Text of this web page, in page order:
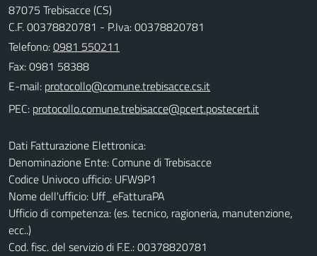
87075 Trebisacce (CS)
C.F. 00378820781 - P.Iva: 00378820781
Telefono:0981 550211
Fax: 0981 58388
E-mail:
PEC:
Dati Fatturazione Elettronica:
Denominazione Ente: Comune di Trebisacce
Codice Univoco ufficio: UFW9P1
Nome dell'ufficio: Uff_eFatturaPA
Ufficio di competenza: (es. tecnico, ragioneria, manutenzione,
ecc..)
Cod. fisc. del servizio di F.E.: 00378820781